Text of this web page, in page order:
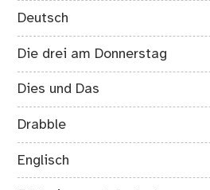
Deutsch
Die drei am Donnerstag
Dies und Das
Drabble
Englisch